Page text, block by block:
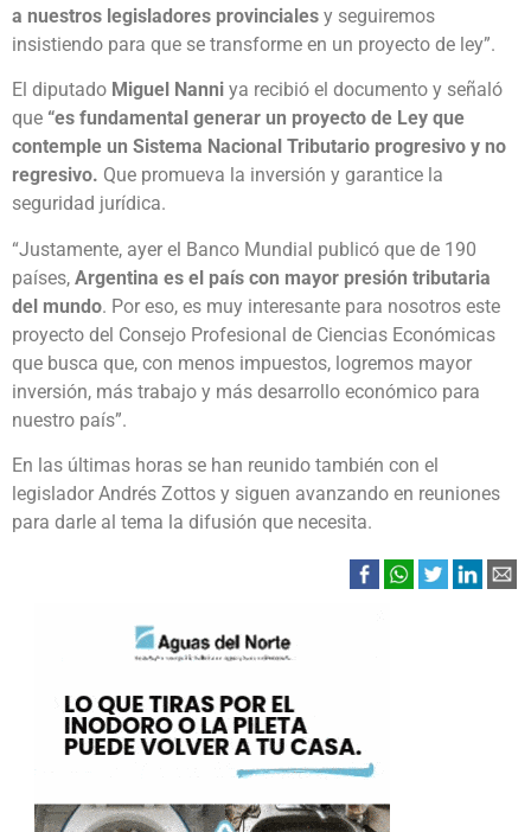
a nuestros legisladores provinciales y seguiremos
insistiendo para que se transforme en un proyecto de ley”.
El diputado Miguel Nanni ya recibió el documento y señaló
que “es fundamental generar un proyecto de Ley que
contemple un Sistema Nacional Tributario progresivo y no
regresivo. Que promueva la inversión y garantice la
seguridad jurídica.
“Justamente, ayer el Banco Mundial publicó que de 190
países, Argentina es el país con mayor presión tributaria
del mundo. Por eso, es muy interesante para nosotros este
proyecto del Consejo Profesional de Ciencias Económicas
que busca que, con menos impuestos, logremos mayor
inversión, más trabajo y más desarrollo económico para
nuestro país”.
En las últimas horas se han reunido también con el
legislador Andrés Zottos y siguen avanzando en reuniones
para darle al tema la difusión que necesita.